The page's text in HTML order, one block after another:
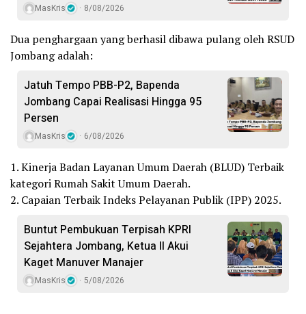
MasKris 8/08/2026
Dua penghargaan yang berhasil dibawa pulang oleh RSUD
Jombang adalah:
Jatuh Tempo PBB-P2, Bapenda
Jombang Capai Realisasi Hingga 95
Persen
MasKris 6/08/2026
1. Kinerja Badan Layanan Umum Daerah (BLUD) Terbaik
kategori Rumah Sakit Umum Daerah.
2. Capaian Terbaik Indeks Pelayanan Publik (IPP) 2025.
Buntut Pembukuan Terpisah KPRI
Sejahtera Jombang, Ketua II Akui
Kaget Manuver Manajer
MasKris 5/08/2026